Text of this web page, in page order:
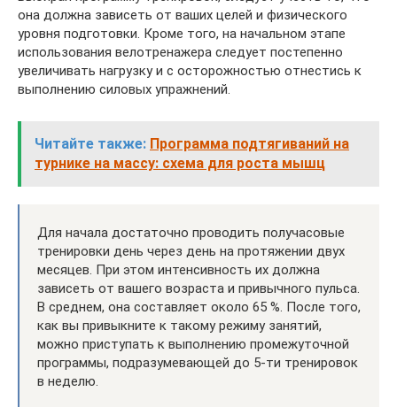
она должна зависеть от ваших целей и физического
уровня подготовки. Кроме того, на начальном этапе
использования велотренажера следует постепенно
увеличивать нагрузку и с осторожностью отнестись к
выполнению силовых упражнений.
Читайте также: Программа подтягиваний на
турнике на массу: схема для роста мышц
Для начала достаточно проводить получасовые
тренировки день через день на протяжении двух
месяцев. При этом интенсивность их должна
зависеть от вашего возраста и привычного пульса.
В среднем, она составляет около 65 %. После того,
как вы привыкните к такому режиму занятий,
можно приступать к выполнению промежуточной
программы, подразумевающей до 5-ти тренировок
в неделю.